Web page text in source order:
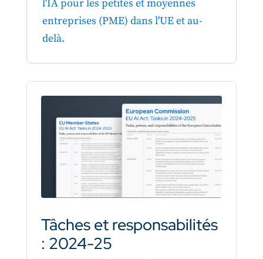
l'IA pour les petites et moyennes
entreprises (PME) dans l'UE et au-
delà.
Tâches et responsabilités
: 2024-25